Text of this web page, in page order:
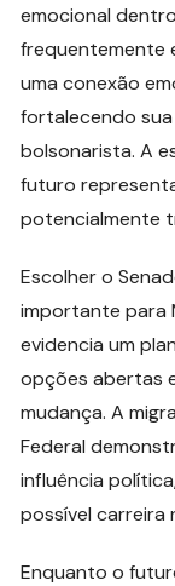
emocional
frequentemente
uma conexão
fortalecendo
bolsonarista. A
futuro
potencialmente
Escolher o
importante para
evidencia um
opções abertas
mudança. A
Federal
influência
possível carreira
Enquanto o